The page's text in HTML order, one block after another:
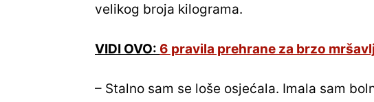
velikog broja kilograma.
VIDI OVO: 6 pravila prehrane za brzo
– Stalno sam se loše osjećala. Imala sam